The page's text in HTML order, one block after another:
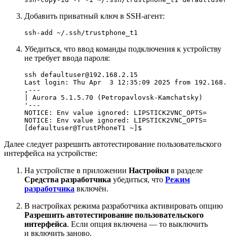
Добавить приватный ключ в SSH-агент:
Убедиться, что ввод команды подключения к устройству
не требует ввода пароля:
ssh defaultuser@192.168.2.15
Last login: Thu Apr  3 12:35:09 2025 from
,---
| Aurora 5.1.5.70 (Petropavlovsk-Kamchatsky)
'---
NOTICE: Env value ignored: LIPSTICK2VNC_OPTS=
NOTICE: Env value ignored: LIPSTICK2VNC_OPTS=
Далее следует разрешить автотестирование пользовательского
интерфейса на устройстве:
На устройстве в приложении Настройки в разделе
Средства разработчика убедиться, что Режим
разработчика включён.
В настройках режима разработчика активировать опцию
Разрешить автотестирование пользовательского
интерфейса. Если опция включена — то выключить
и включить заново.